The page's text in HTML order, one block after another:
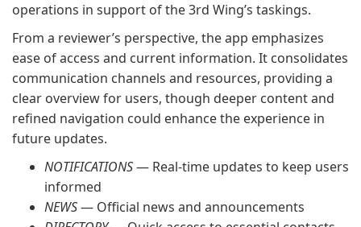
operations in support of the 3rd Wing’s taskings.
From a reviewer’s perspective, the app emphasizes
ease of access and current information. It consolidates
communication channels and resources, providing a
clear overview for users, though deeper content and
refined navigation could enhance the experience in
future updates.
NOTIFICATIONS— Real-time updates to keep users
informed
NEWS— Official news and announcements